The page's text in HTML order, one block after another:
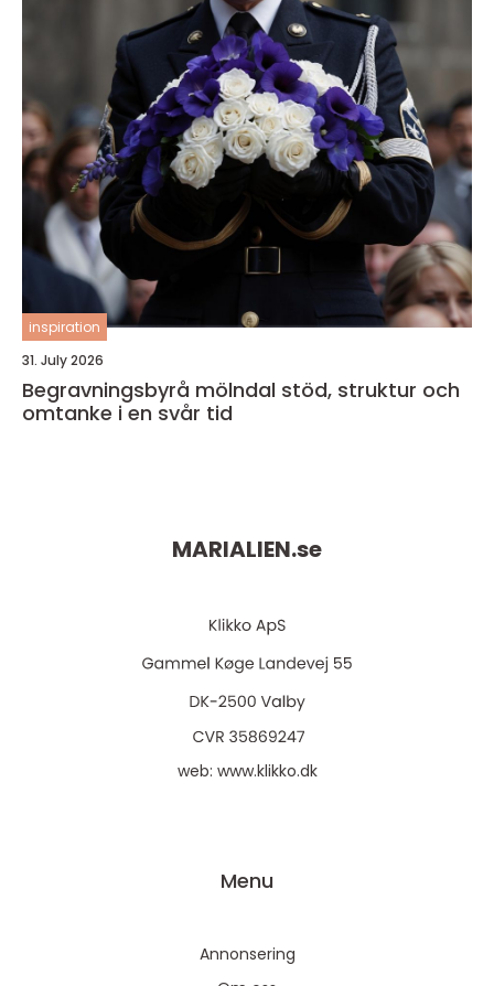
inspiration
31. July 2026
Begravningsbyrå mölndal stöd, struktur och
omtanke i en svår tid
MARIALIEN.se
web: www.klikko.dk
Menu
Annonsering